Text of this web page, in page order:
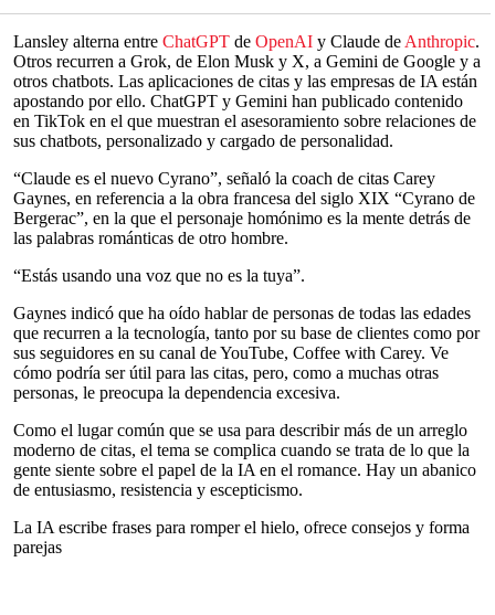
Lansley alterna entre ChatGPT de OpenAI y Claude de Anthropic.
Otros recurren a Grok, de Elon Musk y X, a Gemini de Google y a
otros chatbots. Las aplicaciones de citas y las empresas de IA están
apostando por ello. ChatGPT y Gemini han publicado contenido
en TikTok en el que muestran el asesoramiento sobre relaciones de
sus chatbots, personalizado y cargado de personalidad.
“Claude es el nuevo Cyrano”, señaló la coach de citas Carey
Gaynes, en referencia a la obra francesa del siglo XIX “Cyrano de
Bergerac”, en la que el personaje homónimo es la mente detrás de
las palabras románticas de otro hombre.
“Estás usando una voz que no es la tuya”.
Gaynes indicó que ha oído hablar de personas de todas las edades
que recurren a la tecnología, tanto por su base de clientes como por
sus seguidores en su canal de YouTube, Coffee with Carey. Ve
cómo podría ser útil para las citas, pero, como a muchas otras
personas, le preocupa la dependencia excesiva.
Como el lugar común que se usa para describir más de un arreglo
moderno de citas, el tema se complica cuando se trata de lo que la
gente siente sobre el papel de la IA en el romance. Hay un abanico
de entusiasmo, resistencia y escepticismo.
La IA escribe frases para romper el hielo, ofrece consejos y forma
parejas